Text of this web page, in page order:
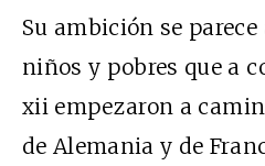
Su ambición se parece
niños y pobres que a
xii empezaron a
de Alemania y de